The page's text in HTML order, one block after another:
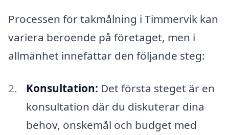
Processen för takmålning i Timmervik kan
variera beroende på företaget, men i
allmänhet innefattar den följande steg:
Konsultation: Det första steget är en
konsultation där du diskuterar dina
behov, önskemål och budget med